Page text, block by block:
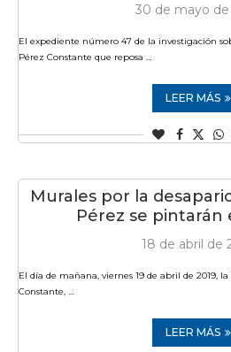
30 de mayo de
El expediente número 47 de la investigación
Pérez Constante que reposa …
LEER MÁS
Murales por la
Pérez se pintarán
18 de abril de
El día de mañana, viernes 19 de abril de 2019,
Constante, …
LEER MÁS